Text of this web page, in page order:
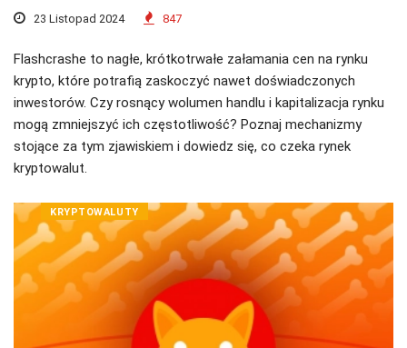
23 Listopad 2024 847
Flashcrashe to nagłe, krótkotrwałe załamania cen na rynku
krypto, które potrafią zaskoczyć nawet doświadczonych
inwestorów. Czy rosnący wolumen handlu i kapitalizacja rynku
mogą zmniejszyć ich częstotliwość? Poznaj mechanizmy
stojące za tym zjawiskiem i dowiedz się, co czeka rynek
kryptowalut.
KRYPTOWALUTY